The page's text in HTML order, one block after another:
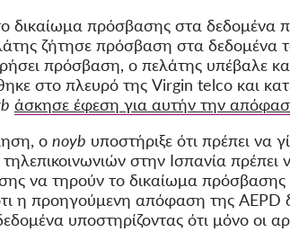
δικαίωμα πρόσβασης στα δεδομένα
ζήτησε πρόσβαση στα δεδομένα
πρόσβαση, ο πελάτης υπέβαλε
στο πλευρό της Virgin telco και
άσκησε έφεση για αυτήν την
ο noyb υποστήριξε ότι πρέπει να
στην Ισπανία
να τηρούν το δικαίωμα
η προηγούμενη απόφαση της AEPD
υποστηρίζοντας ότι μόνο οι